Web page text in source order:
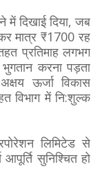
में दिखाई दिया, जब
मात्र ₹1700 रह
प्रतिमाह लगभग
करना पड़ता
ऊर्जा विकास
विभाग में नि:शुल्क
लिमिटेड से
सुनिश्चित हो